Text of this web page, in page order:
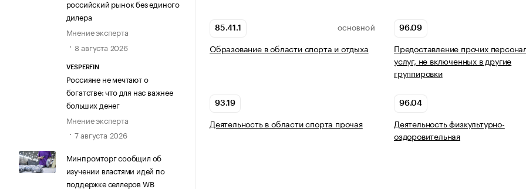
российский рынок без единого
дилера
Мнение эксперта
8 августа 2026
VESPERFIN
Россияне не мечтают о
богатстве: что для нас важнее
больших денег
Мнение эксперта
7 августа 2026
Минпромторг сообщил об
изучении властями идей по
поддержке селлеров WB
85.41.1 ОСНОВНОЙ
Образование в области спорта и отдыха
96.09
Предоставление прочих
услуг, не включенных в другие
группировки
93.19
Деятельность в области спорта прочая
96.04
Деятельность физкультурно-
оздоровительная